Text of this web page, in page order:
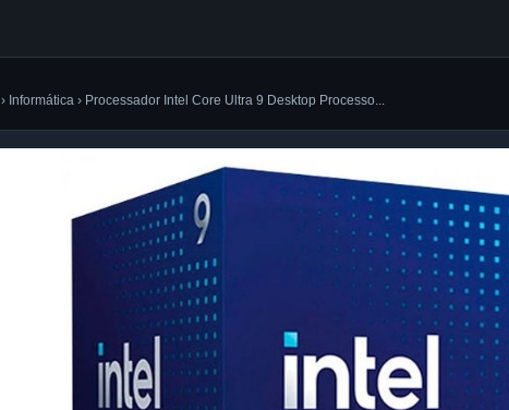
› Informática › Processador Intel Core Ultra 9 Desktop Processo...